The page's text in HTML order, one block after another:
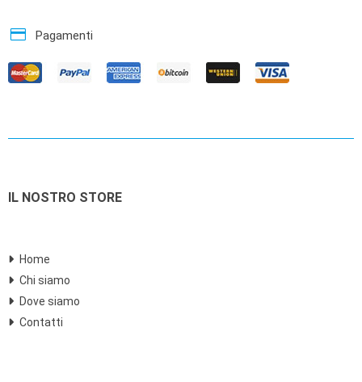
credit_card Pagamenti
IL NOSTRO STORE
Home
Chi siamo
Dove siamo
Contatti